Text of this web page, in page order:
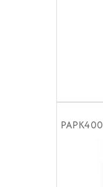
PAPK400